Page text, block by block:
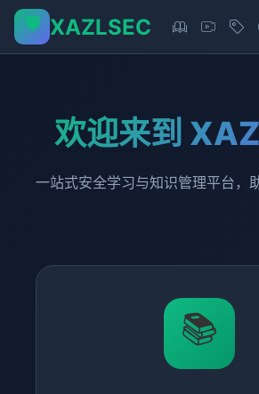
🛡️ XAZLSEC
欢迎来到
一站式安全学习与知识管理平台，
📚